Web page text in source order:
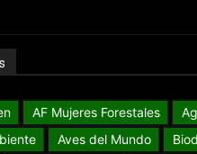
AF Mujeres Forestales
Aves del Mundo